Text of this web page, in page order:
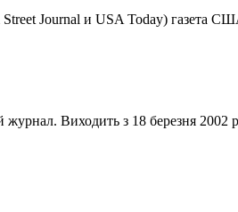
Journal и USA Today) газета
Виходить з 18 березня